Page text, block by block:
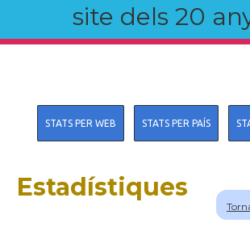
site dels 20
STATS PER WEB STATS PER PAÍS
Estadístiques